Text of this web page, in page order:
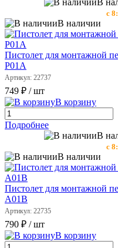
В
с
В наличии
Пистолет для монтажной
P01A
Артикул: 22737
749 ₽ / шт
В корзину
Подробнее
В
с
В наличии
Пистолет для монтажной
A01B
Артикул: 22735
790 ₽ / шт
В корзину